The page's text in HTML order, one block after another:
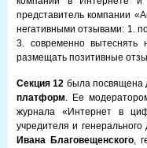
представитель компании
негативными отзывами: 1.
3. современно вытеснять
размещать позитивные
Секция 12 была посвящена
платформ. Ее
журнала «Интернет в
учредителя и
Ивана Благовещенского,